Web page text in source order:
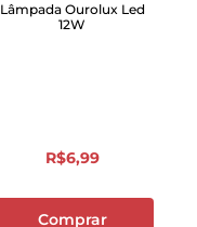
Lâmpada Ourolux Led
12W
R$6,99
Comprar